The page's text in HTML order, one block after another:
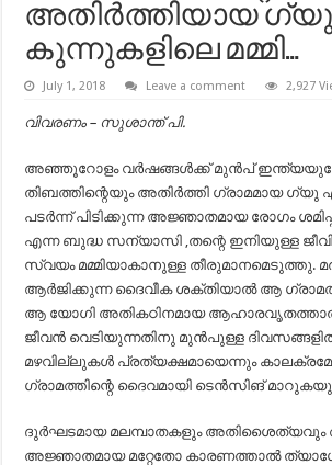
അതിർത്തിയായ ഗ്യു
കുന്നുകളിലെ മമ്മി…
July 1, 2018 Leave a comment 2,927
വിവരണം – സുശാന്ത് പി.
അഞ്ഞൂറോളം വർഷങ്ങൾക്ക് മുൻപ്
തിബത്തിന്റെയും അതിർത്തി ഗ്രാമമായ ഗ്യു
പടർന്ന് പിടിക്കുന്ന അജ്ഞാതമായ രോഗം
എന്ന ബുദ്ധ സന്യാസി ,തന്റെ ഇനിയുള്ള
സ്വയം മമ്മിയാകാനുള്ള തീരുമാനമെടുത്തു.
ആർജിക്കുന്ന ദൈവീക ശക്തിയാൽ ആ
ആ യോഗി അതികഠിനമായ ആഹാരവൃതത്താൽ
ജീവൻ വെടിയുന്നതിനു മുൻപുള്ള
മഴവില്ലുകൾ പ്രത്യക്ഷമായെന്നും
ഗ്രാമത്തിന്റെ ദൈവമായി ടെൻസിങ്
ദുർഘടമായ മലമ്പാതകളും അതിശൈത്യവും
അജ്ഞാതമായ മറ്റേതോ കാരണത്താൽ